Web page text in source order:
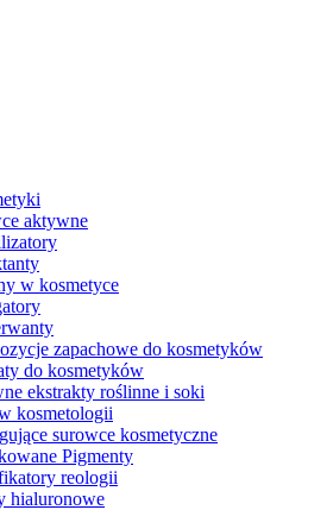
aktywne
w kosmetyce
zapachowe do kosmetyków
do kosmetyków
ekstrakty roślinne i soki
kosmetologii
surowce kosmetyczne
Pigmenty
reologii
hialuronowe